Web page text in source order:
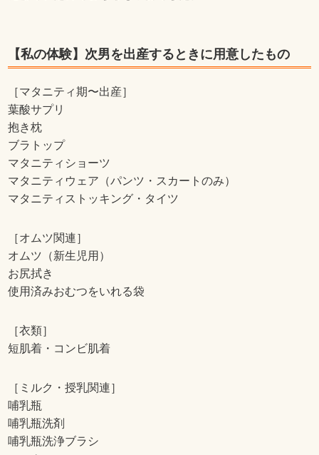
【私の体験】次男を出産するときに用意したもの
［マタニティ期〜出産］
葉酸サプリ
抱き枕
ブラトップ
マタニティショーツ
マタニティウェア（パンツ・スカートのみ）
マタニティストッキング・タイツ
［オムツ関連］
オムツ（新生児用）
お尻拭き
使用済みおむつをいれる袋
［衣類］
短肌着・コンビ肌着
［ミルク・授乳関連］
哺乳瓶
哺乳瓶洗剤
哺乳瓶洗浄ブラシ